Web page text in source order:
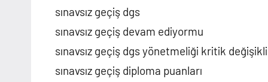
sınavsız geçiş dgs
sınavsız geçiş devam ediyormu
sınavsız geçiş dgs yönetmeliği kritik
sınavsız geçiş diploma puanları